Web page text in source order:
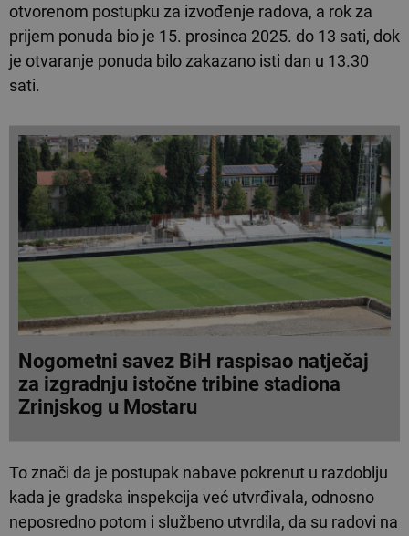
otvorenom postupku za izvođenje radova, a rok za
prijem ponuda bio je 15. prosinca 2025. do 13 sati, dok
je otvaranje ponuda bilo zakazano isti dan u 13.30
sati.
Nogometni savez BiH raspisao natječaj
za izgradnju istočne tribine stadiona
Zrinjskog u Mostaru
To znači da je postupak nabave pokrenut u razdoblju
kada je gradska inspekcija već utvrđivala, odnosno
neposredno potom i službeno utvrdila, da su radovi na